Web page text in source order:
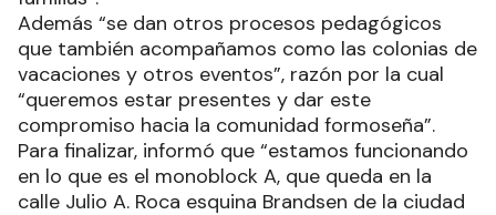
Además “se dan otros procesos pedagógicos
que también acompañamos como las colonias de
vacaciones y otros eventos”, razón por la cual
“queremos estar presentes y dar este
compromiso hacia la comunidad formoseña”.
Para finalizar, informó que “estamos funcionando
en lo que es el monoblock A, que queda en la
calle Julio A. Roca esquina Brandsen de la ciudad